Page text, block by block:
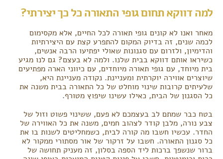
למה דווקא תחום גופי התאורה כל כך יצירתי?
מאחר ואנו לא קונים גופי תאורה לכל החיים, אלא מקסימום
לכמה שנים, זה בדיוק המקום להתפרע קצת עם היצירתיות
והדימיון, ולזרום עם סגנונות שאולי יפתיעו הרבה אנשים,
כשיראו אותם דווקא בבית שלנו. ולמה לא בעצם? גם לנו מגיע
בית מיוחד, עם גופי תאורה מיוחדים, עם כיווני הארה מפתיעים
שיוצרים אווירה יוקרתית ומעניינת. נקודה מעניינת היא,
שלעיתים קרובות שינוי מוחלט של כל התאורה בבית משנה את
כל הסגנון של הבית, כאילו עשינו שיפוץ מטורף.
בטח כבר שמתם לב בעצמכם לא פעם, ששינוי פשוט וזול של
צבע נורה, מלבן קודר לצהוב חמים, משנה את כל האווירה של
החדר. עכשיו חשבו מה קורה לבית, כשמחליטים לשנות בו את
כל סגנון התאורה. חשבו על זרקור של אור מסתורי ממקור לא
ברור שנשפך ברכות ליד הספה בסלון, זה מעניק תחושה של